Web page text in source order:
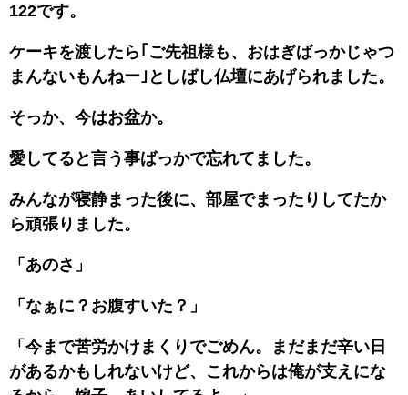
122です。
ケーキを渡したら｢ご先祖様も、おはぎばっかじゃつ
まんないもんねー｣としばし仏壇にあげられました。
そっか、今はお盆か。
愛してると言う事ばっかで忘れてました。
みんなが寝静まった後に、部屋でまったりしてたか
ら頑張りました。
「あのさ」
「なぁに？お腹すいた？」
「今まで苦労かけまくりでごめん。まだまだ辛い日
があるかもしれないけど、これからは俺が支えにな